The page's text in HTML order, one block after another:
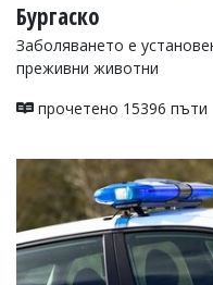
Бургаско
Заболяването е
преживни животни
прочетено 15396 пъти